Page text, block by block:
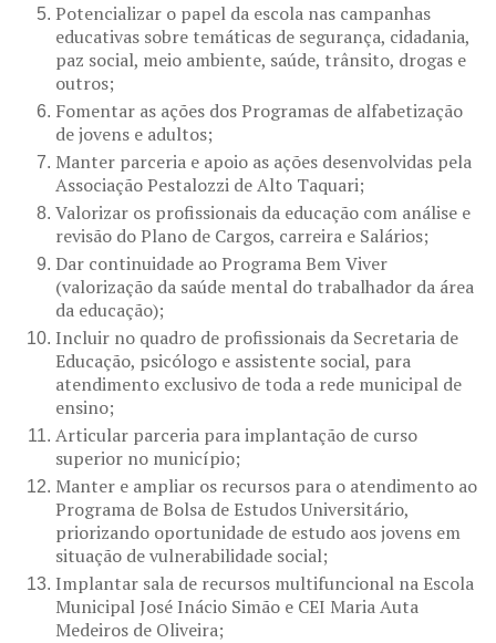
Potencializar o papel da escola nas campanhas
educativas sobre temáticas de segurança, cidadania,
paz social, meio ambiente, saúde, trânsito, drogas e
outros;
Fomentar as ações dos Programas de alfabetização
de jovens e adultos;
Manter parceria e apoio as ações desenvolvidas pela
Associação Pestalozzi de Alto Taquari;
Valorizar os profissionais da educação com análise e
revisão do Plano de Cargos, carreira e Salários;
Dar continuidade ao Programa Bem Viver
(valorização da saúde mental do trabalhador da área
da educação);
Incluir no quadro de profissionais da Secretaria de
Educação, psicólogo e assistente social, para
atendimento exclusivo de toda a rede municipal de
ensino;
Articular parceria para implantação de curso
superior no município;
Manter e ampliar os recursos para o atendimento ao
Programa de Bolsa de Estudos Universitário,
priorizando oportunidade de estudo aos jovens em
situação de vulnerabilidade social;
Implantar sala de recursos multifuncional na Escola
Municipal José Inácio Simão e CEI Maria Auta
Medeiros de Oliveira;